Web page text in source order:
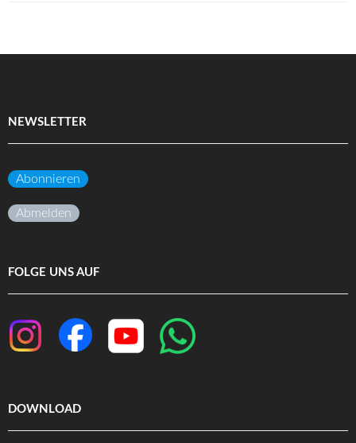
NEWSLETTER
Abonnieren
Abmelden
FOLGE UNS AUF
DOWNLOAD